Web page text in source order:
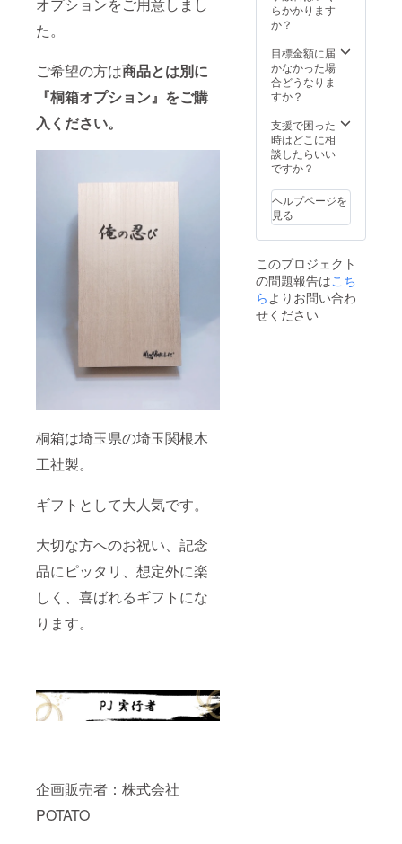
オプションをご用意しまし
た。
ご希望の方は商品とは別に
『桐箱オプション』をご購
入ください。
桐箱は埼玉県の埼玉関根木
工社製。
ギフトとして大人気です。
大切な方へのお祝い、記念
品にピッタリ、想定外に楽
しく、喜ばれるギフトにな
ります。
企画販売者：株式会社
POTATO
らかかります
か？
目標金額に届
かなかった場
合どうなりま
すか？
支援で困った
時はどこに相
談したらいい
ですか？
ヘルプページを
見る
このプロジェクト
の問題報告はこち
ら よりお問い合わ
せください